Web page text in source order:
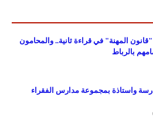
"قانون المهنة" في قراءة ثانية.. والمحامون
بالرباط
واستاذة بمجموعة مدارس الفقراء